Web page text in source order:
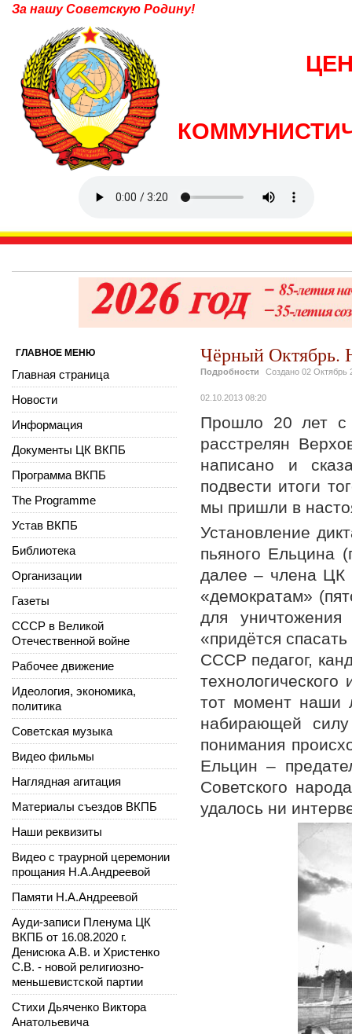
За нашу Советскую Родину!
Чёрный Октябрь.
Подробности Создано 02 Октябрь
02.10.2013 08:20
Прошло 20 лет с
расстрелян
написано и
подвести итоги
мы пришли в
Установление
пьяного Ельцина
далее – члена ЦК
«демократам»
для
«придётся
СССР педагог,
тот момент наши
набирающей
понимания
Ельцин –
Советского
удалось ни
ГЛАВНОЕ МЕНЮ
Главная страница
Новости
Информация
Документы ЦК ВКПБ
Программа ВКПБ
The Programme
Устав ВКПБ
Библиотека
Организации
Газеты
СССР в Великой
Отечественной войне
Рабочее движение
Идеология, экономика,
политика
Советская музыка
Видео фильмы
Наглядная агитация
Материалы съездов ВКПБ
Наши реквизиты
Видео с траурной церемонии
прощания Н.А.Андреевой
Памяти Н.А.Андреевой
Ауди-записи Пленума ЦК
ВКПБ от 16.08.2020 г.
Денисюка А.В. и Христенко
С.В. - новой религиозно-
меньшевистской партии
Стихи Дьяченко Виктора
Анатольевича